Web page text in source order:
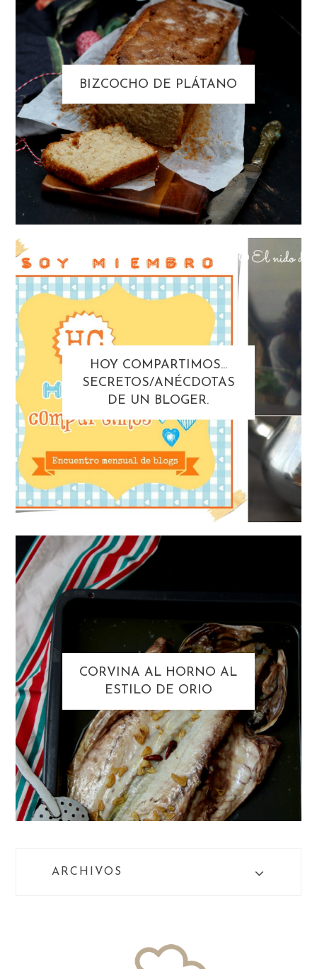
BIZCOCHO DE PLÁTANO
HOY COMPARTIMOS...
SECRETOS/ANÉCDOTAS
DE UN BLOGER.
CORVINA AL HORNO AL
ESTILO DE ORIO
ARCHIVOS